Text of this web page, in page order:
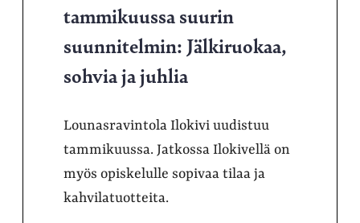
tammikuussa suurin
suunnitelmin: Jälkiruokaa,
sohvia ja juhlia
Lounasravintola Ilokivi uudistuu
tammikuussa. Jatkossa Ilokivellä on
myös opiskelulle sopivaa tilaa ja
kahvilatuotteita.